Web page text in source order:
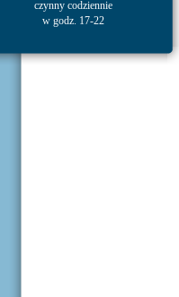
czynny codziennie
w godz. 17-22